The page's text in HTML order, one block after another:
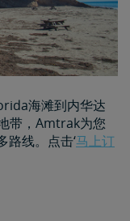
海滩到内华达
带，Amtrak为您
路线。点击‘马上订